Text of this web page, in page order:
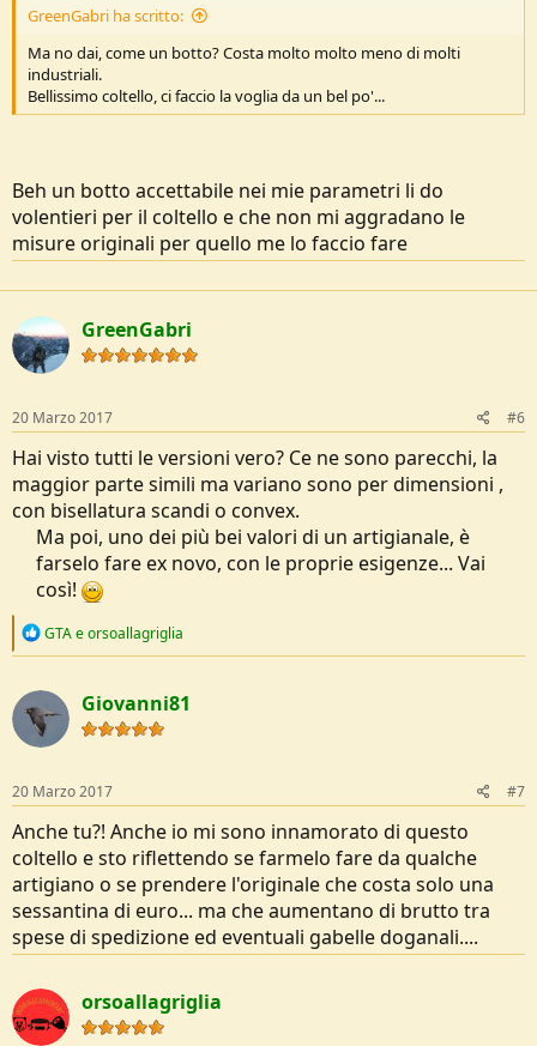
GreenGabri ha scritto:
Ma no dai, come un botto? Costa molto molto meno di molti
industriali.
Bellissimo coltello, ci faccio la voglia da un bel po'...
Beh un botto accettabile nei mie parametri li do
volentieri per il coltello e che non mi aggradano le
misure originali per quello me lo faccio fare
GreenGabri
20 Marzo 2017 #6
Hai visto tutti le versioni vero? Ce ne sono parecchi, la
maggior parte simili ma variano sono per dimensioni ,
con bisellatura scandi o convex.
Ma poi, uno dei più bei valori di un artigianale, è
farselo fare ex novo, con le proprie esigenze... Vai
così!
R
c
t
i
o
s
:
GTAeorsoallagriglia
Giovanni81
20 Marzo 2017 #7
Anche tu?! Anche io mi sono innamorato di questo
coltello e sto riflettendo se farmelo fare da qualche
artigiano o se prendere l'originale che costa solo una
sessantina di euro... ma che aumentano di brutto tra
spese di spedizione ed eventuali gabelle doganali....
orsoallagriglia